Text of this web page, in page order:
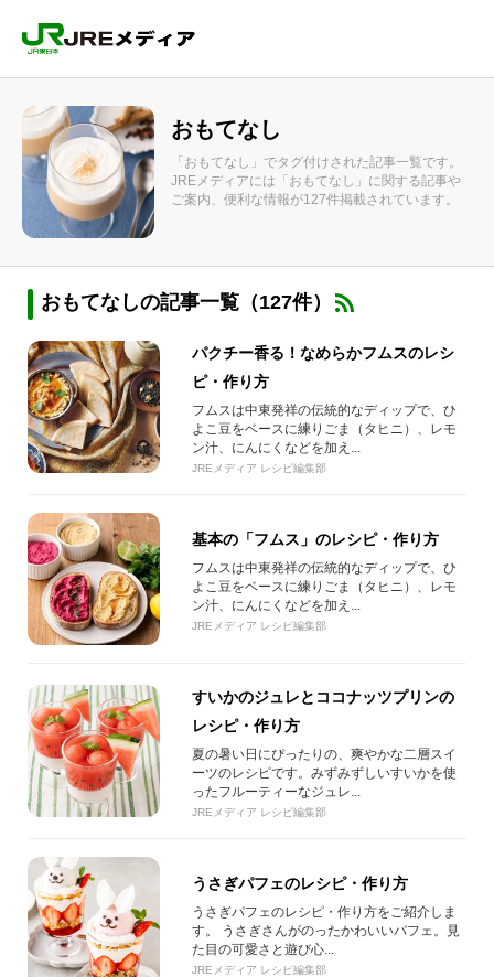
おもてなし
「おもてなし」でタグ付けされた記事一覧です。
JREメディアには「おもてなし」に関する記事や
ご案内、便利な情報が127件掲載されています。
おもてなしの記事一覧（127件）
パクチー香る！なめらかフムスのレシ
ピ・作り方
フムスは中東発祥の伝統的なディップで、ひ
よこ豆をベースに練りごま（タヒニ）、レモ
ン汁、にんにくなどを加え...
JREメディア レシピ編集部
基本の「フムス」のレシピ・作り方
フムスは中東発祥の伝統的なディップで、ひ
よこ豆をベースに練りごま（タヒニ）、レモ
ン汁、にんにくなどを加え...
JREメディア レシピ編集部
すいかのジュレとココナッツプリンの
レシピ・作り方
夏の暑い日にぴったりの、爽やかな二層スイ
ーツのレシピです。みずみずしいすいかを使
ったフルーティーなジュレ...
JREメディア レシピ編集部
うさぎパフェのレシピ・作り方
うさぎパフェのレシピ・作り方をご紹介しま
す。 うさぎさんがのったかわいいパフェ。見
た目の可愛さと遊び心...
JREメディア レシピ編集部